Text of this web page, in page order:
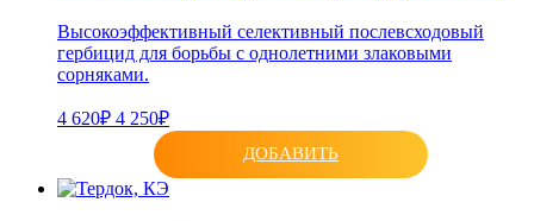
Высокоэффективный селективный послевсходовый
гербицид для борьбы с однолетними злаковыми
сорняками.
4 620₽ 4 250₽
ДОБАВИТЬ